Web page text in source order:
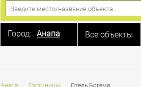
Город: Анапа Все объекты
Анапа Гостиницы Отель Богема